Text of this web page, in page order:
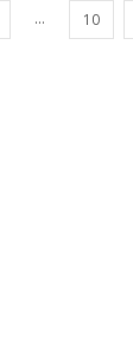
... 10